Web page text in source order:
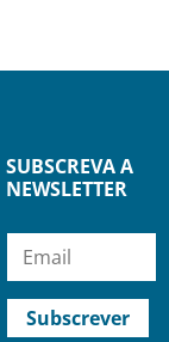
SUBSCREVA A
NEWSLETTER